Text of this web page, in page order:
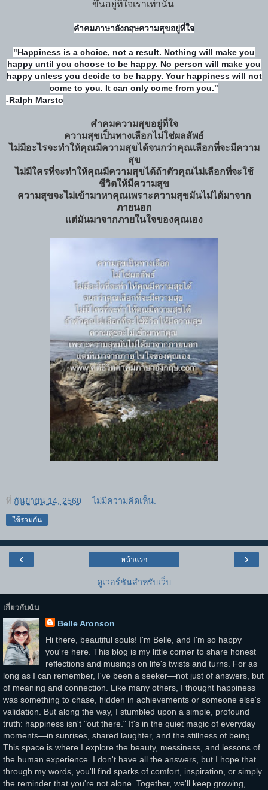
ขึ้นอยู่ที่ใจเราเท่านั้น
คำคมภาษาอังกฤษความสุขอยู่ที่ใจ
"Happiness is a choice, not a result. Nothing will make you
happy until you choose to be happy. No person will make you
happy unless you decide to be happy. Your happiness will not
come to you. It can only come from you."
-Ralph Marsto
คำคมความสุขอยู่ที่ใจ
ความสุขเป็นทางเลือกไม่ใช่ผลลัพธ์
ไม่มีอะไรจะทำให้คุณมีความสุขได้จนกว่าคุณเลือกที่จะมีความ
สุข
ไม่มีใครที่จะทำให้คุณมีความสุขได้ถ้าตัวคุณไม่เลือกที่จะใช้
ชีวิตให้มีความสุข
ความสุขจะไม่เข้ามาหาคุณเพราะความสุขมันไม่ได้มาจาก
ภายนอก
แต่มันมาจากภายในใจของคุณเอง
ที่ กันยายน 14, 2560 ไม่มีความคิดเห็น:
ใช้ร่วมกัน
‹ ›
หน้าแรก
ดูเวอร์ชันสำหรับเว็บ
เกี่ยวกับฉัน
Belle Aronson
Hi there, beautiful souls! I'm Belle, and I'm so happy
you're here. This blog is my little corner to share honest
reflections and musings on life's twists and turns. For as
long as I can remember, I've been a seeker—not just of answers, but
of meaning and connection. Like many others, I thought happiness
was something to chase, hidden in achievements or someone else's
validation. But along the way, I stumbled upon a simple, profound
truth: happiness isn't "out there." It's in the quiet magic of everyday
moments—in sunrises, shared laughter, and the stillness of being.
This space is where I explore the beauty, messiness, and lessons of
the human experience. I don't have all the answers, but I hope that
through my words, you'll find sparks of comfort, inspiration, or simply
the reminder that you're not alone. Together, we'll keep growing,